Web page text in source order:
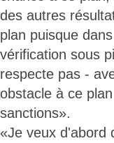
des autres
plan puisque
vérification sous
respecte pas -
obstacle à ce
sanctions».
«Je veux d'abord